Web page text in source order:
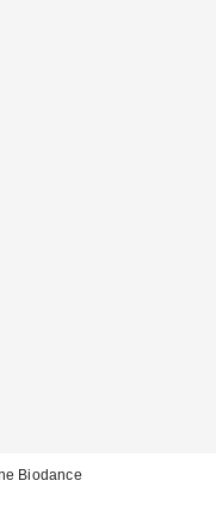
Biodance